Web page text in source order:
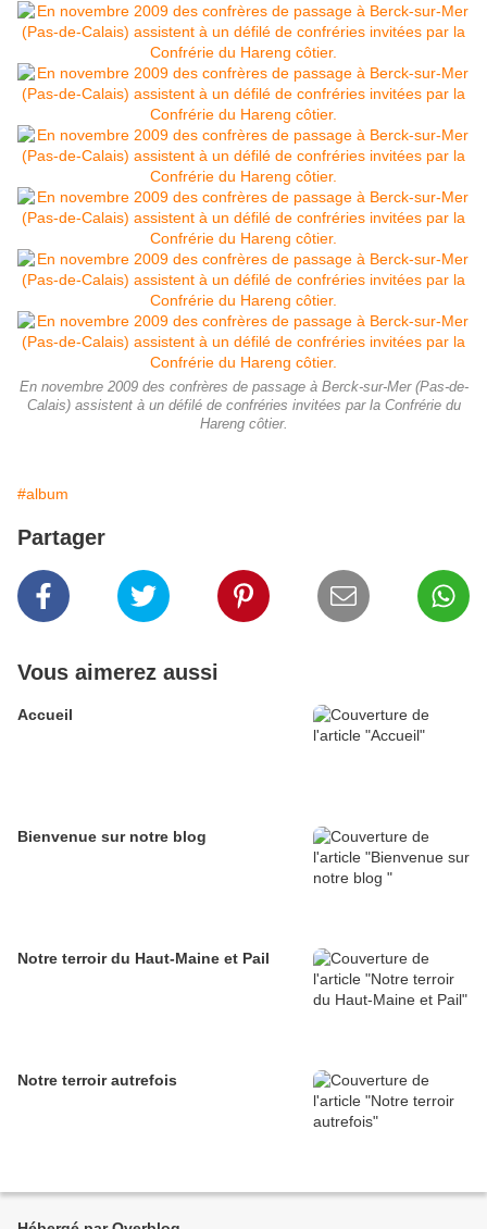
En novembre 2009 des confrères de passage à Berck-sur-Mer (Pas-de-
Calais) assistent à un défilé de confréries invitées par la Confrérie du
Hareng côtier.
#album
Partager
Vous aimerez aussi
Accueil
Bienvenue sur notre blog
Notre terroir du Haut-Maine et Pail
Notre terroir autrefois